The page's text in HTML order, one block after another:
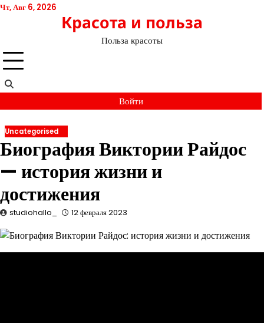
Перейти
Чт, Авг 6, 2026
Красота и польза
Польза красоты
Войти
Uncategorised
Биография Виктории Райдос
— история жизни и
достижения
studiohallo_ 12 февраля 2023